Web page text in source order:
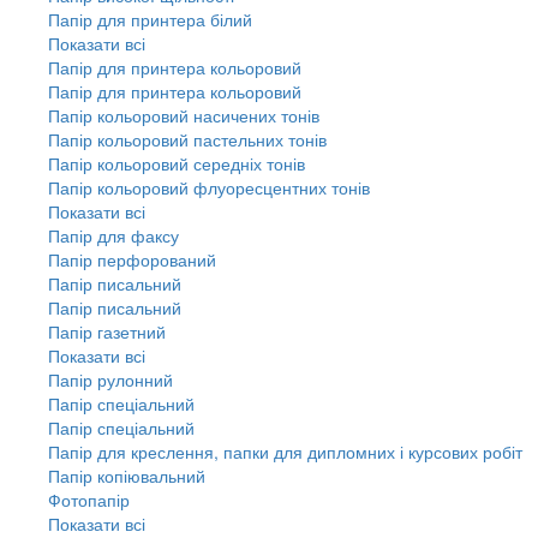
Папір для принтера білий
Показати всі
Папір для принтера кольоровий
Папір для принтера кольоровий
Папір кольоровий насичених тонів
Папір кольоровий пастельних тонів
Папір кольоровий середніх тонів
Папір кольоровий флуоресцентних тонів
Показати всі
Папір для факсу
Папір перфорований
Папір писальний
Папір писальний
Папір газетний
Показати всі
Папір рулонний
Папір спеціальний
Папір спеціальний
Папір для креслення, папки для дипломних і курсових робіт
Папір копіювальний
Фотопапір
Показати всі